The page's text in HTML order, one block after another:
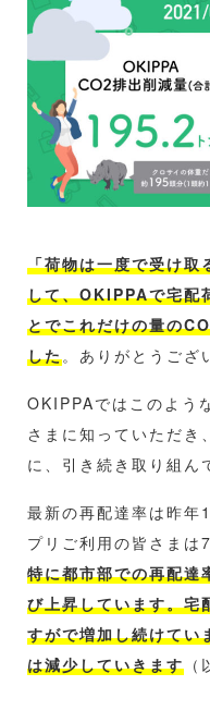
「荷物は一度で受け取
して、OKIPPAで宅配
とでこれだけの量の
した。ありがとうござ
OKIPPAではこのよう
さまに知っていただき
に、引き続き取り組ん
最新の再配達率は昨
プリご利用の皆さまは
特に都市部での再配達
び上昇しています。宅
すがで増加し続けてい
は減少していきます